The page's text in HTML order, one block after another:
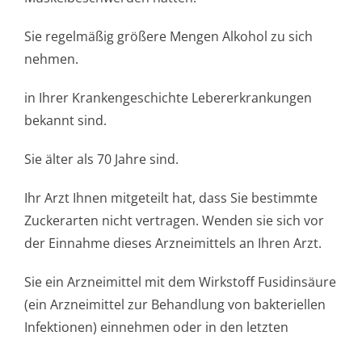
Sie regelmäßig größere Mengen Alkohol zu sich
nehmen.
in Ihrer Krankengeschichte Lebererkrankungen
bekannt sind.
Sie älter als 70 Jahre sind.
Ihr Arzt Ihnen mitgeteilt hat, dass Sie bestimmte
Zuckerarten nicht vertragen. Wenden sie sich vor
der Einnahme dieses Arzneimittels an Ihren Arzt.
Sie ein Arzneimittel mit dem Wirkstoff Fusidinsäure
(ein Arzneimittel zur Behandlung von bakteriellen
Infektionen) einnehmen oder in den letzten